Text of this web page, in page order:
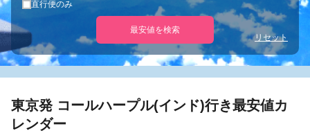
直行便のみ
最安値を検索
リセット
東京発 コールハープル(インド)行き最安値カ
レンダー